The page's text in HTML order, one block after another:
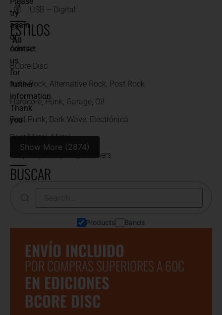
USB – Digital
ESTILOS
All
Adarce
BCore Disc
Indie Rock, Alternative Rock, Post Rock
Hardcore, Punk, Garage, OI!
Post Punk, Dark Wave, Electrónica
Post Metal, Metal
60s, 70s, Funk, Prog & Others
BUSCAR
Products Bands
ENVÍO INCLUIDO
POR COMPRAS SUPERIORES A 60€
EN EDICIONES
BCORE DISC
try
again
or
contact
us
for
further
information.
Thank
you
Show More (2874)